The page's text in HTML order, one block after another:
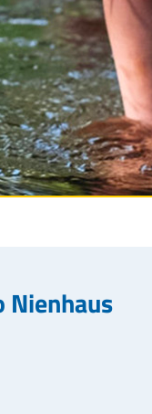
Nienhaus